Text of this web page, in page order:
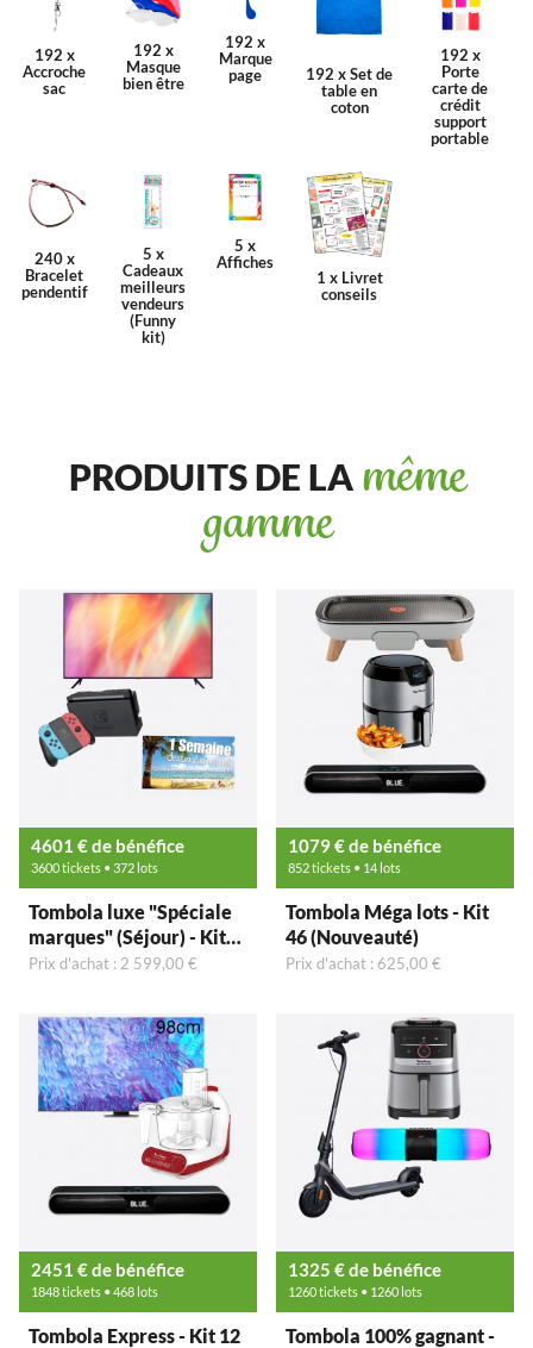
192 x
Accroche
sac
192 x
Masque
bien être
192 x
Marque
page
192 x Set de
table en
coton
192 x
Porte
carte de
crédit
support
portable
240 x
Bracelet
pendentif
5 x
Cadeaux
meilleurs
vendeurs
(Funny
kit)
5 x
Affiches
1 x Livret
conseils
PRODUITS DE LA même
gamme
Tombola luxe "Spéciale
marques" (Séjour) - Kit
44 (Nouveauté)
4601 € de bénéfice
3600 tickets • 372 lots
Prix d'achat : 2 599,00 €
Tombola Méga lots - Kit
46 (Nouveauté)
1079 € de bénéfice
852 tickets • 14 lots
Prix d'achat : 625,00 €
Tombola Express - Kit 12
2451 € de bénéfice
1848 tickets • 468 lots
Tombola 100% gagnant -
1325 € de bénéfice
1260 tickets • 1260 lots